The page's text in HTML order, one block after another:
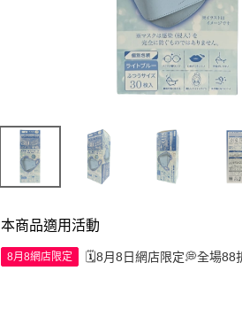
本商品適用活動
8月8網店限定 🗓️8月8日網店限定💭全場88